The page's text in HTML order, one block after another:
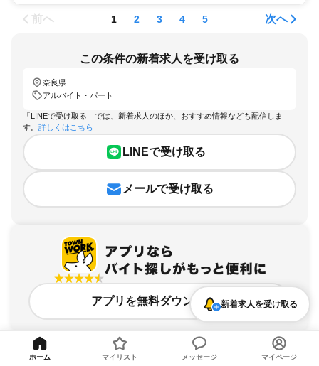
前へ 1 2 3 4 5 次へ
この条件の新着求人を受け取る
奈良県
アルバイト・パート
「LINEで受け取る」では、新着求人のほか、おすすめ情報なども配信しま
す。 詳しくはこちら
LINEで受け取る
メールで受け取る
アプリを無料ダウンロード新着求人を受け取る
ホーム マイリスト メッセージ マイページ